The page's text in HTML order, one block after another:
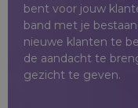
bent voor jouw
band met je
nieuwe klanten te
de aandacht te
gezicht te geven.